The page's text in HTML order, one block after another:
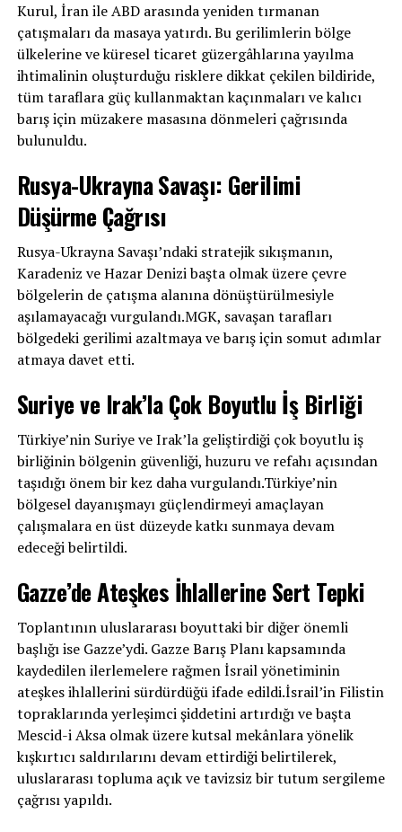
Kurul, İran ile ABD arasında yeniden tırmanan
çatışmaları da masaya yatırdı. Bu gerilimlerin bölge
ülkelerine ve küresel ticaret güzergâhlarına yayılma
ihtimalinin oluşturduğu risklere dikkat çekilen bildiride,
tüm taraflara güç kullanmaktan kaçınmaları ve kalıcı
barış için müzakere masasına dönmeleri çağrısında
bulunuldu.
Rusya-Ukrayna Savaşı: Gerilimi
Düşürme Çağrısı
Rusya-Ukrayna Savaşı’ndaki stratejik sıkışmanın,
Karadeniz ve Hazar Denizi başta olmak üzere çevre
bölgelerin de çatışma alanına dönüştürülmesiyle
aşılamayacağı vurgulandı.MGK, savaşan tarafları
bölgedeki gerilimi azaltmaya ve barış için somut adımlar
atmaya davet etti.
Suriye ve Irak’la Çok Boyutlu İş Birliği
Türkiye’nin Suriye ve Irak’la geliştirdiği çok boyutlu iş
birliğinin bölgenin güvenliği, huzuru ve refahı açısından
taşıdığı önem bir kez daha vurgulandı.Türkiye’nin
bölgesel dayanışmayı güçlendirmeyi amaçlayan
çalışmalara en üst düzeyde katkı sunmaya devam
edeceği belirtildi.
Gazze’de Ateşkes İhlallerine Sert Tepki
Toplantının uluslararası boyuttaki bir diğer önemli
başlığı ise Gazze’ydi. Gazze Barış Planı kapsamında
kaydedilen ilerlemelere rağmen İsrail yönetiminin
ateşkes ihlallerini sürdürdüğü ifade edildi.İsrail’in Filistin
topraklarında yerleşimci şiddetini artırdığı ve başta
Mescid-i Aksa olmak üzere kutsal mekânlara yönelik
kışkırtıcı saldırılarını devam ettirdiği belirtilerek,
uluslararası topluma açık ve tavizsiz bir tutum sergileme
çağrısı yapıldı.